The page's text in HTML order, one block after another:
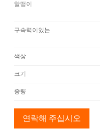
알맹이
구속력이있는
색상
크기
중량
연락해 주십시오